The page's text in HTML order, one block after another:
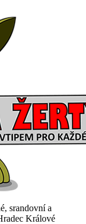
srandovní a
Králové